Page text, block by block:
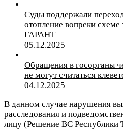
Суды поддержали
отопление вопреки
ГАРАНТ
05.12.2025
Обращения в госорганы
не могут считаться
04.12.2025
В данном случае нарушения
расследования и
лицу (Решение ВС Республики